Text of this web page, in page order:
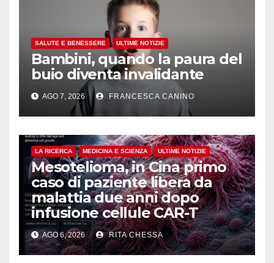
SALUTE E BENESSERE ULTIME NOTIZIE
Bambini, quando la paura del
buio diventa invalidante
AGO 7, 2026 FRANCESCA CANINO
LA RICERCA MEDICINA E SCIENZA ULTIME NOTIZIE
Mesotelioma, in Cina primo
caso di paziente libera da
malattia due anni dopo
infusione cellule CAR-T
AGO 6, 2026 RITA CHESSA